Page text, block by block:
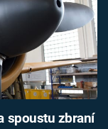
spoustu zbraní